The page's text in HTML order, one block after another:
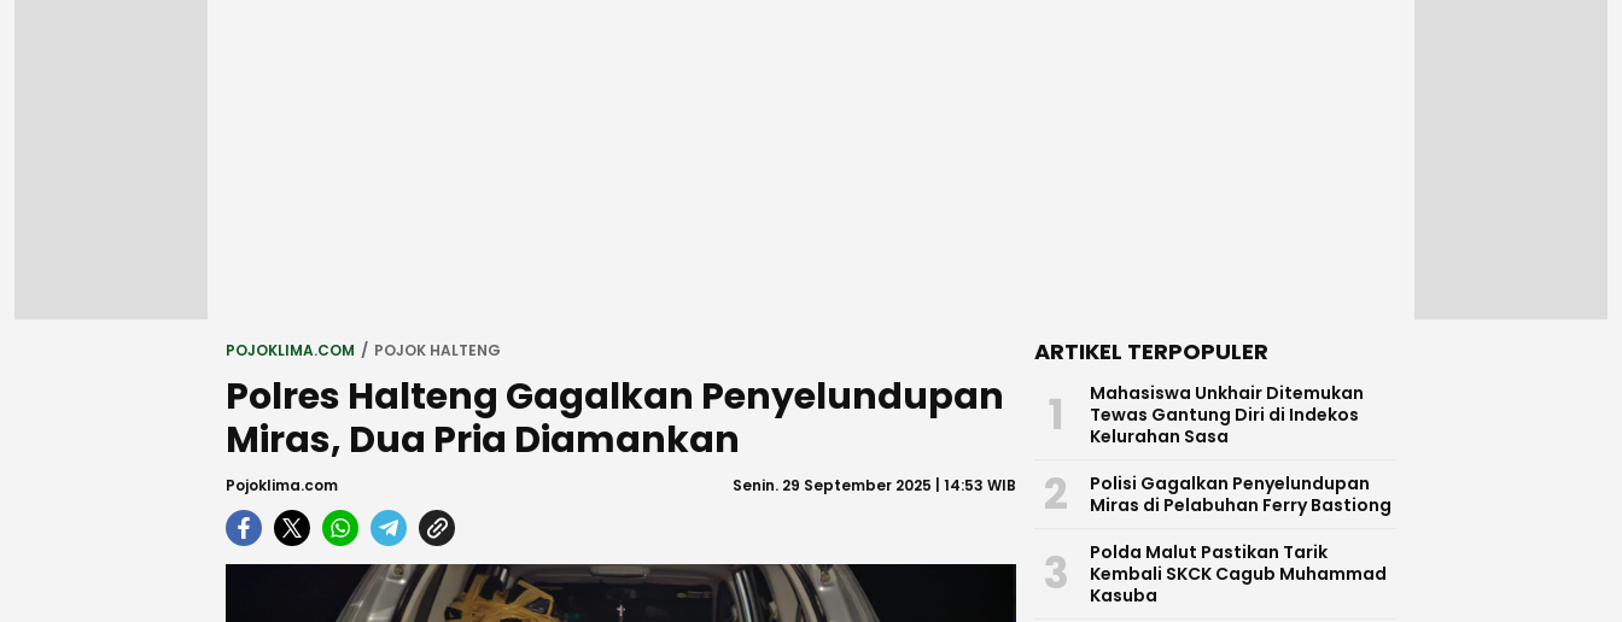
POJOKLIMA.COM POJOK HALTENG
Polres Halteng Gagalkan Penyelundupan
Miras, Dua Pria Diamankan
Pojoklima.com Senin. 29 September 2025 | 14:53 WIB
ARTIKEL TERPOPULER
1
Mahasiswa Unkhair Ditemukan
Tewas Gantung Diri di Indekos
Kelurahan Sasa
2
Polisi Gagalkan Penyelundupan
Miras di Pelabuhan Ferry Bastiong
3
Polda Malut Pastikan Tarik
Kembali SKCK Cagub Muhammad
Kasuba